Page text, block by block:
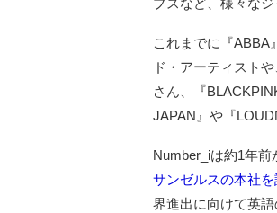
これまでに『ABBA
ド・アーティスト
さん、『
JAPAN』や『
Number_iは約1年前
サンゼルスの本社
界進出に向けて英語